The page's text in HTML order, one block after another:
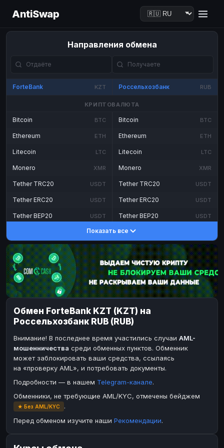
AntiSwap
Направления обмена
ForteBank KZT Россельхозбанк RUB
КРИПТОВАЛЮТА
Bitcoin BTC
Ethereum ETH
Litecoin LTC
Monero XMR
Tether TRC20 USDT
Tether ERC20 USDT
Tether BEP20 USDT
DASH
Toncoin TON
Dogecoin DOGE
TRX TRON
Bitcoin Cash BCH
BinanceCoin BEP20
SOL
Ripple XRP
Bitcoin BTC
Ethereum ETH
Litecoin LTC
Monero XMR
Tether TRC20 USDT
Tether ERC20 USDT
Tether BEP20 USDT
DASH
Toncoin TON
Dogecoin DOGE
TRX TRON
Bitcoin Cash BCH
BinanceCoin
Ether Classic
Ripple
Paxum USD
Perfect Money
Payoneer USD
Paxum
Payoneer
Показать все
Обмен ForteBank KZT (KZT) на
Россельхозбанк RUB (RUB)
Внимание! В последнее время участились случаи AML-
мошенничества среди обменных пунктов. Обменник
может заблокировать ваши средства, ссылаясь
на «проверку AML», и потребовать документы.
Подробности — в нашем Telegram-канале.
Обменники, не требующие AML/KYC, отмечены бейджем
★ Без AML/KYC
.
Перед обменом изучите наши Рекомендации.